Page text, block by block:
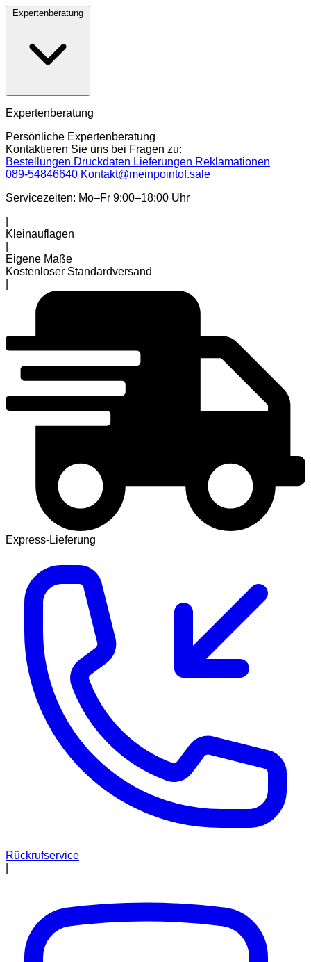
Expertenberatung
Expertenberatung
Persönliche Expertenberatung
Kontaktieren Sie uns bei Fragen zu:
Bestellungen Druckdaten Lieferungen Reklamationen
089-54846640 Kontakt@meinpointof.sale
Servicezeiten: Mo–Fr 9:00–18:00 Uhr
Kleinauflagen
Eigene Maße
Kostenloser Standardversand
Express-Lieferung
Rückrufservice